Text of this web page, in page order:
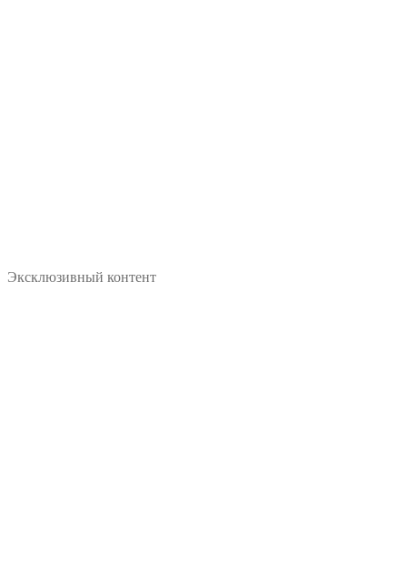
Эксклюзивный контент